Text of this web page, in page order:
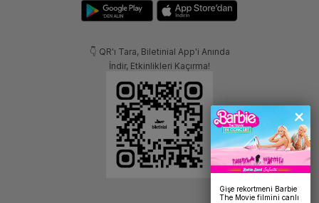
👇 QR'ı Tara, Biletinial App'i Anında
İndir, Etkinlikleri Kaçırma!
Gişe rekortmeni Barbie
The Movie filmini canlı